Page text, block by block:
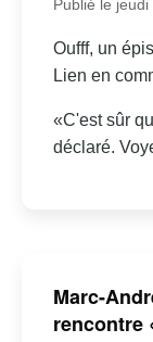
Publié le
Oufff, un
Lien en
«C'est sûr
déclaré.
Marc-
rencontre